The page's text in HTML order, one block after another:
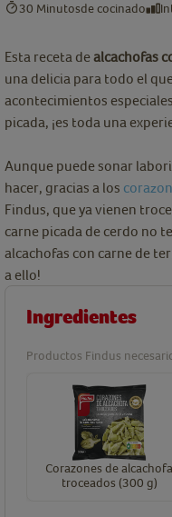
30 Minutosde cocinado
Esta receta dealcachofas
una delicia para todo el
acontecimientos
picada, ¡es toda una
Aunque puede sonar
hacer, gracias a los
Findus, que ya vienen
carne picada de cerdo no
alcachofas con carne de
a ello!
Ingredientes
Productos Findus
Corazones de alcachofa
troceados (300 g)